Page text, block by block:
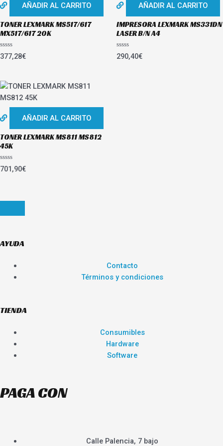
AÑADIR AL CARRITO
TONER LEXMARK MS517/617
MX517/617 20K
Valorado
con
377,28€
AÑADIR AL CARRITO
IMPRESORA LEXMARK MS331DN
LASER B/N A4
Valorado
con
290,40€
AÑADIR AL CARRITO
TONER LEXMARK MS811 MS812
45K
Valorado
con
701,90€
AYUDA
Contacto
Términos y condiciones
TIENDA
Consumibles
Hardware
Software
PAGA CON
Calle Palencia, 7 bajo